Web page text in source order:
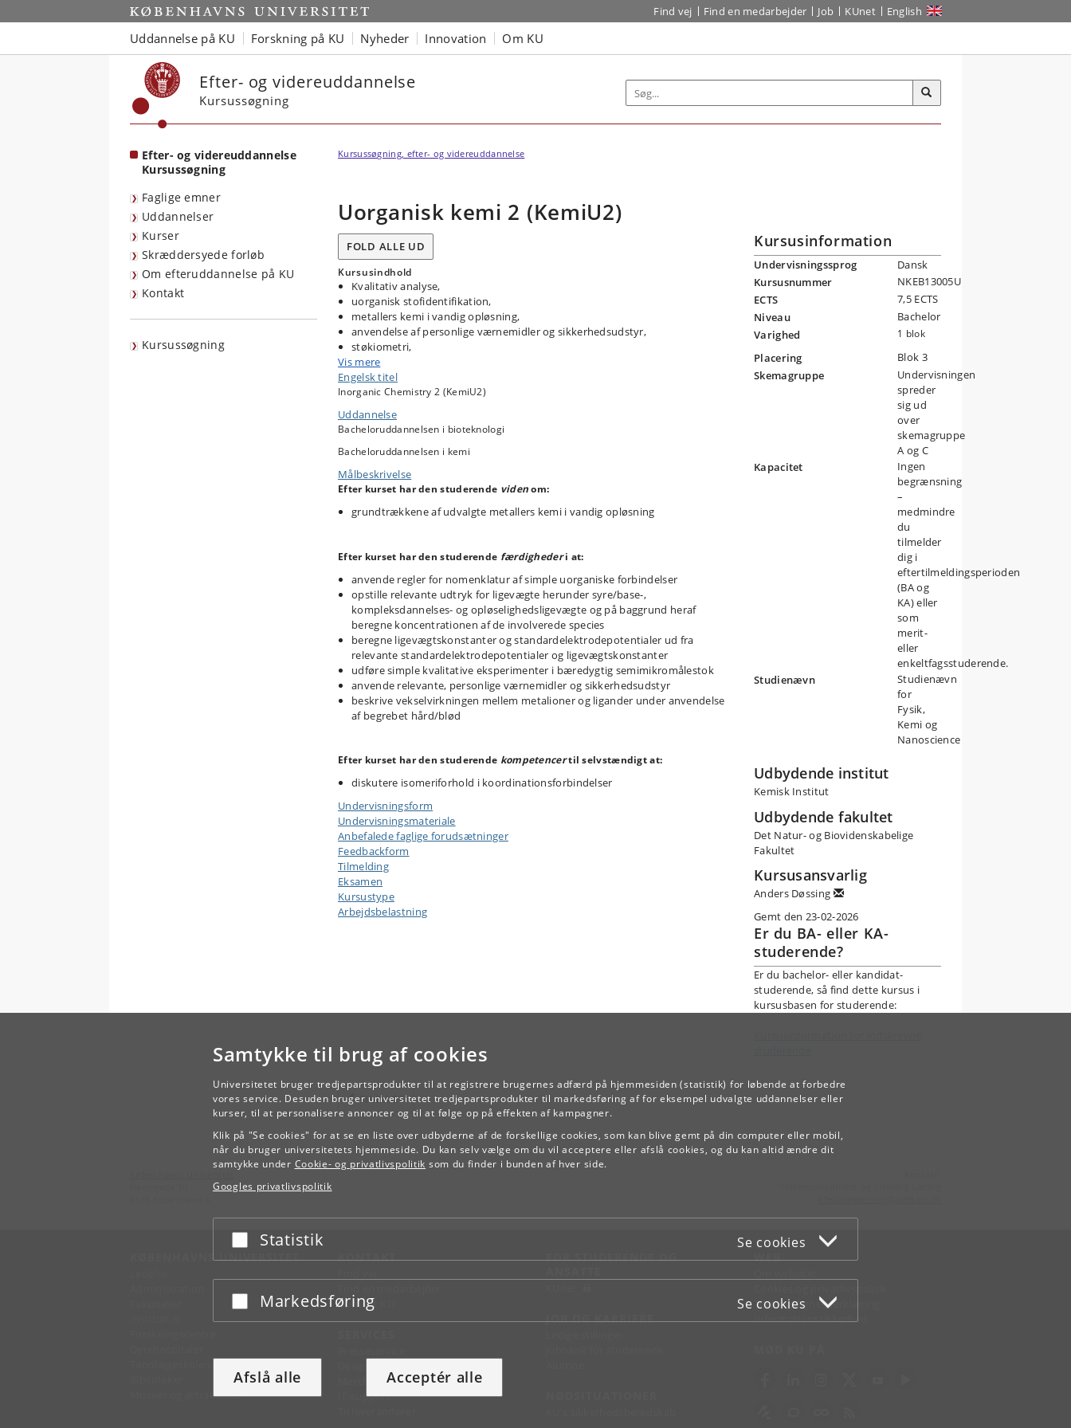
Samtykke til brug af cookies
Universitetet bruger tredjepartsprodukter til at registrere brugernes adfærd på hjemmesiden (statistik) for løbende at forbedre
vores service. Desuden bruger universitetet tredjepartsprodukter til markedsføring af for eksempel udvalgte uddannelser eller
kurser, til at personalisere annoncer og til at følge op på effekten af kampagner.
Klik på "Se cookies" for at se en liste over udbyderne af de forskellige cookies, som kan blive gemt på din computer eller mobil,
når du bruger universitetets hjemmeside. Du kan selv vælge om du vil acceptere eller afslå cookies, og du kan altid ændre dit
samtykke under Cookie- og privatlivspolitik som du finder i bunden af hver side.
Googles privatlivspolitik
Acceptér eller afslå
Statistik Se cookies
Acceptér eller afslå
Markedsføring Se cookies
Afslå alle Acceptér alle
Start Find vej Find en medarbejder Job KUnet English
Uddannelse på KU Forskning på KU Nyheder Innovation Om KU
Efter- og videreuddannelse
Kursussøgning
Efter- og videreuddannelse
Kursussøgning
Faglige emner
Uddannelser
Kurser
Skræddersyede forløb
Om efteruddannelse på KU
Kontakt
Kursussøgning
Kursussøgning, efter- og videreuddannelse
Uorganisk kemi 2 (KemiU2)
FOLD ALLE UD
Kursusindhold
Kvalitativ analyse,
uorganisk stofidentifikation,
metallers kemi i vandig opløsning,
anvendelse af personlige værnemidler og sikkerhedsudstyr,
støkiometri,
uorganisk kemisk nomenklatur,
syrer/base-, fældnings- og kompleksdannelsesligevægte,
elektrokemi,
kompleksforbindelsers isomeri,
bæredygtig afskaffelse af metalholdigt affald.
Python som digitalt værktøj
Vis mere
Engelsk titel
Inorganic Chemistry 2 (KemiU2)
Uddannelse
Bacheloruddannelsen i bioteknologi
Bacheloruddannelsen i kemi
Målbeskrivelse
Efter kurset har den studerende videnom:
grundtrækkene af udvalgte metallers kemi i vandig opløsning
Efter kurset har den studerende færdighederi at:
anvende regler for nomenklatur af simple uorganiske forbindelser
opstille relevante udtryk for ligevægte herunder syre/base-,
kompleksdannelses- og opløselighedsligevægte og på baggrund heraf
beregne koncentrationen af de involverede species
beregne ligevægtskonstanter og standardelektrodepotentialer ud fra
relevante standardelektrodepotentialer og ligevægtskonstanter
udføre simple kvalitative eksperimenter i bæredygtig semimikromålestok
anvende relevante, personlige værnemidler og sikkerhedsudstyr
beskrive vekselvirkningen mellem metalioner og ligander under anvendelse
af begrebet hård/blød
Efter kurset har den studerende kompetencertil selvstændigt at:
diskutere isomeriforhold i koordinationsforbindelser
Undervisningsform
Undervisningsmateriale
Anbefalede faglige forudsætninger
Feedbackform
Tilmelding
Eksamen
Kursustype
Arbejdsbelastning
Kursusinformation
Undervisningssprog
Dansk
Kursusnummer
NKEB13005U
ECTS
7,5 ECTS
Niveau
Bachelor
Varighed
1 blok
Placering
Blok 3
Skemagruppe
Undervisningen
spreder
sig ud
over
skemagruppe
A og C
Kapacitet
Ingen
begrænsning
–
medmindre
du
tilmelder
dig i
eftertilmeldingsperioden
(BA og
KA) eller
som
merit-
eller
enkeltfagsstuderende.
Studienævn
Studienævn
for
Fysik,
Kemi og
Nanoscience
Udbydende institut
Kemisk Institut
Udbydende fakultet
Det Natur- og Biovidenskabelige
Fakultet
Kursusansvarlig
Anders Døssing
Gemt den 23-02-2026
Er du BA- eller KA-
studerende?
Er du bachelor- eller kandidat-
studerende, så find dette kursus i
kursusbasen for studerende:
TILBAGE
KØBENHAVNS UNIVERSITET
Museer og attraktioner
KONTAKT
Kontakt KU
Merchandise
IT-support
FOR STUDERENDE OG
JOB OG KARRIERE
WEB
Tilgængelighedserklæring
Informationssikkerhed